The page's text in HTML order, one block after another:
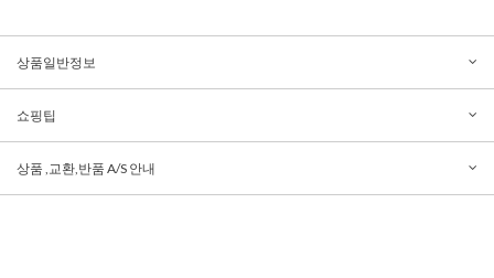
상품일반정보
쇼핑팁
상품 ,교환,반품 A/S 안내